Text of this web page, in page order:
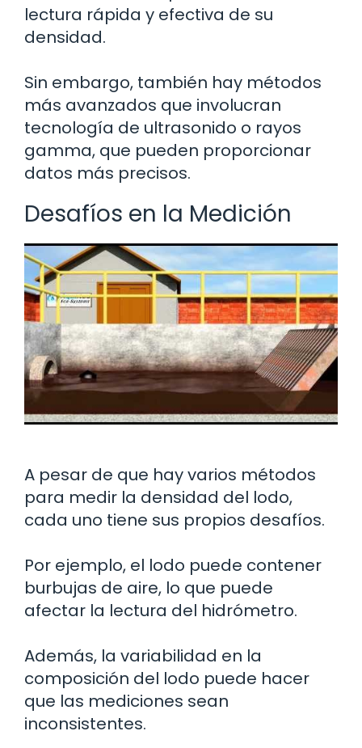
lectura rápida y efectiva de su
densidad.
Sin embargo, también hay métodos
más avanzados que involucran
tecnología de ultrasonido o rayos
gamma, que pueden proporcionar
datos más precisos.
Desafíos en la Medición
A pesar de que hay varios métodos
para medir la densidad del lodo,
cada uno tiene sus propios desafíos.
Por ejemplo, el lodo puede contener
burbujas de aire, lo que puede
afectar la lectura del hidrómetro.
Además, la variabilidad en la
composición del lodo puede hacer
que las mediciones sean
inconsistentes.